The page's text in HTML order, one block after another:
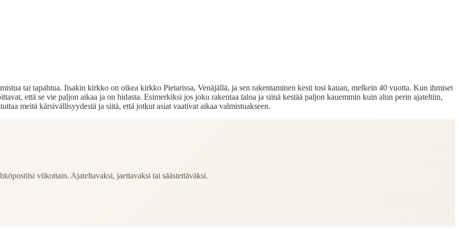
tai tapahtua. Iisakin kirkko on oikea kirkko Pietarissa, Venäjällä, ja sen rakentaminen kesti tosi kauan, melkein 40 vuotta. Kun ihmiset
että se vie paljon aikaa ja on hidasta. Esimerkiksi jos joku rakentaa taloa ja siinä kestää paljon kauemmin kuin alun perin ajateltiin,
meitä kärsivällisyydestä ja siitä, että jotkut asiat vaativat aikaa valmistuakseen.
viikottain. Ajateltavaksi, jaettavaksi tai säästettäväksi.